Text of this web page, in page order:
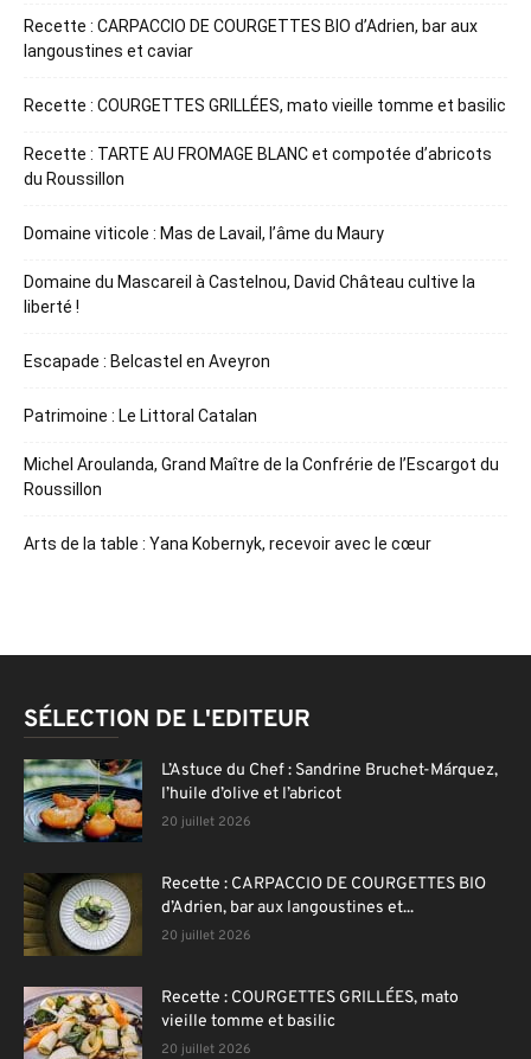
Recette : CARPACCIO DE COURGETTES BIO d’Adrien, bar aux
langoustines et caviar
Recette : COURGETTES GRILLÉES, mato vieille tomme et basilic
Recette : TARTE AU FROMAGE BLANC et compotée d’abricots
du Roussillon
Domaine viticole : Mas de Lavail, l’âme du Maury
Domaine du Mascareil à Castelnou, David Château cultive la
liberté !
Escapade : Belcastel en Aveyron
Patrimoine : Le Littoral Catalan
Michel Aroulanda, Grand Maître de la Confrérie de l’Escargot du
Roussillon
Arts de la table : Yana Kobernyk, recevoir avec le cœur
SÉLECTION DE L'EDITEUR
L’Astuce du Chef : Sandrine Bruchet-Márquez,
l’huile d’olive et l’abricot
20 juillet 2026
Recette : CARPACCIO DE COURGETTES BIO
d’Adrien, bar aux langoustines et...
20 juillet 2026
Recette : COURGETTES GRILLÉES, mato
vieille tomme et basilic
20 juillet 2026